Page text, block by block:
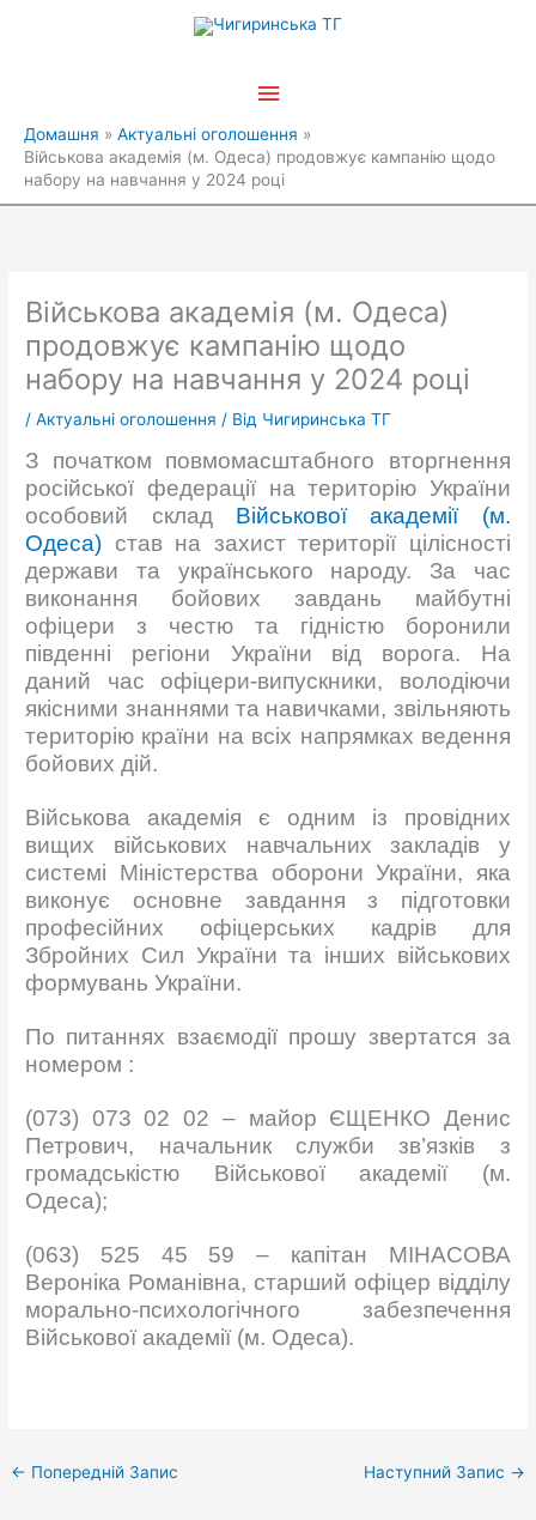
Головне
Домашня
Актуальні оголошення
Військова академія (м. Одеса) продовжує кампанію щодо
набору на навчання у 2024 році
Військова академія (м. Одеса)
продовжує кампанію щодо
набору на навчання у 2024 році
/Актуальні оголошення / Від Чигиринська ТГ
З початком повмомасштабного вторгнення
російської федерації на територію України
особовий склад Військової академії (м.
Одеса) став на захист території цілісності
держави та українського народу. За час
виконання бойових завдань майбутні
офіцери з честю та гідністю боронили
південні регіони України від ворога. На
даний час офіцери-випускники, володіючи
якісними знаннями та навичками, звільняють
територію країни на всіх напрямках ведення
бойових дій.
Військова академія є одним із провідних
вищих військових навчальних закладів у
системі Міністерства оборони України, яка
виконує основне завдання з підготовки
професійних офіцерських кадрів для
Збройних Сил України та інших військових
формувань України.
По питаннях взаємодії прошу звертатся за
номером :
(073) 073 02 02 – майор ЄЩЕНКО Денис
Петрович, начальник служби зв’язків з
громадськістю Військової академії (м.
Одеса);
(063) 525 45 59 – капітан МІНАСОВА
Вероніка Романівна, старший офіцер відділу
морально-психологічного забезпечення
Військової академії (м. Одеса).
← Попередній Запис Наступний Запис →